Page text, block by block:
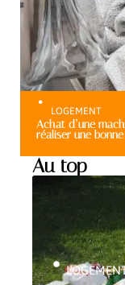
LOGEMENT
Achat d’une
réaliser une
Au top